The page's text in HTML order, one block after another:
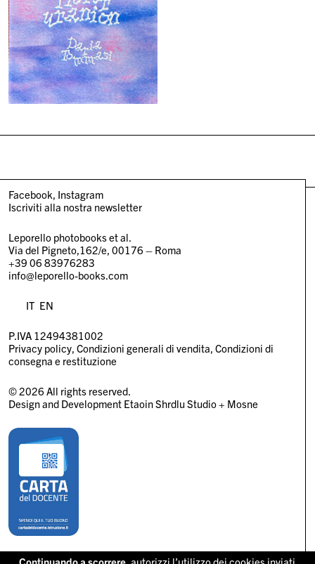
Facebook Instagram
Iscriviti alla nostra newsletter
Leporello photobooks et al.
Via del Pigneto,162/e, 00176 – Roma
+39 06 83976283
info@leporello-books.com
IT EN
P.IVA 12494381002
Privacy policy Condizioni generali di vendita Condizioni di
consegna e restituzione
© 2026 All rights reserved.
Design and Development Etaoin Shrdlu Studio+ Mosne